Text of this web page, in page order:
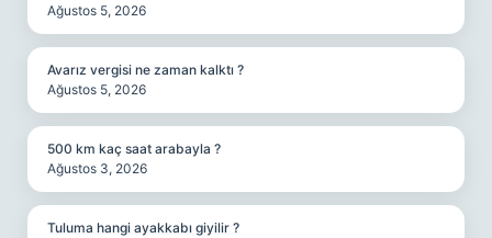
Ağustos 5, 2026
Avarız vergisi ne zaman kalktı ?
Ağustos 5, 2026
500 km kaç saat arabayla ?
Ağustos 3, 2026
Tuluma hangi ayakkabı giyilir ?